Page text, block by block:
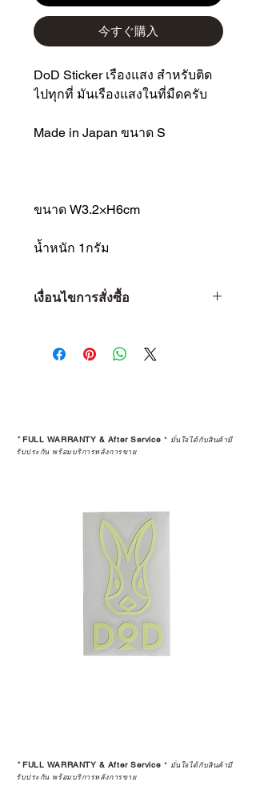
今すぐ購入
DoD Sticker เรืองแสง สำหรับติด
ไปทุกที่ มันเรืองแสงในที่มืดครับ
Made in Japan ขนาด S
ขนาด W3.2×H6cm
น้ำหนัก 1กรัม
เงื่อนไขการสั่งซื้อ
1 • จำกัดจำนวน 1 ท่าน ต่อ 1 ชิ้น
เท่านั้น
ลง
3 • การ Resell (พ่อค้า-แม่ค้า) สินค้าที่
รายการ 15 วัน
4 • สินค้าใดๆ ก็ตามที่ซื้อจากการ
Resell หรือมีการเปลี่ยนมือผู้ซื้อ จะ
ถือว่าสิ้นสุดการรับประกันสินค้าทุก
5 • สงวนสิทธิ์ในการงดจำหน่ายสินค้า
ทุกรายการให้กับผู้ที่มีประวัติการนำ
สินค้าไปขายต่อ (Resell)
*FULL WARRANTY & After Service * มั่นใจได้กับสินค้ามี
รับประกัน พร้อมบริการหลังการขาย
*FULL WARRANTY & After Service * มั่นใจได้กับสินค้ามี
รับประกัน พร้อมบริการหลังการขาย